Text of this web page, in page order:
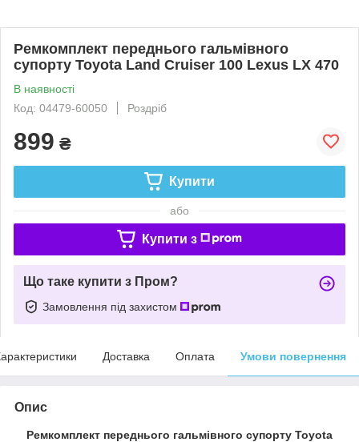
Ремкомплект переднього гальмівного
супорту Toyota Land Cruiser 100 Lexus LX 470
В наявності
Код: 04479-60050
Роздріб
899 ₴
Купити
або
Купити з
Що таке купити з Пром?
Замовлення під захистом
Доставка Оплата Умови повернення
Опис
Ремкомплект переднього гальмівного супорту Toyota